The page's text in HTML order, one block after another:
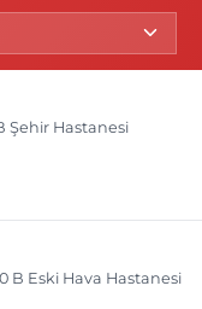
Şehir Hastanesi
B Eski Hava Hastanesi